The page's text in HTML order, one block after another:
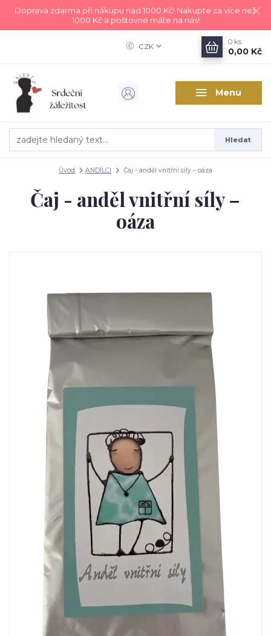
Doprava zdarma při nákupu nad 1000 Kč! Nakupte za více než
1000 Kč a poštovné máte na nás!
Menu
CZK
Hledat
0 ks
0,00 Kč
Úvod ANDÍLCI Čaj - anděl vnitřní síly – oáza
Čaj - anděl vnitřní síly –
oáza